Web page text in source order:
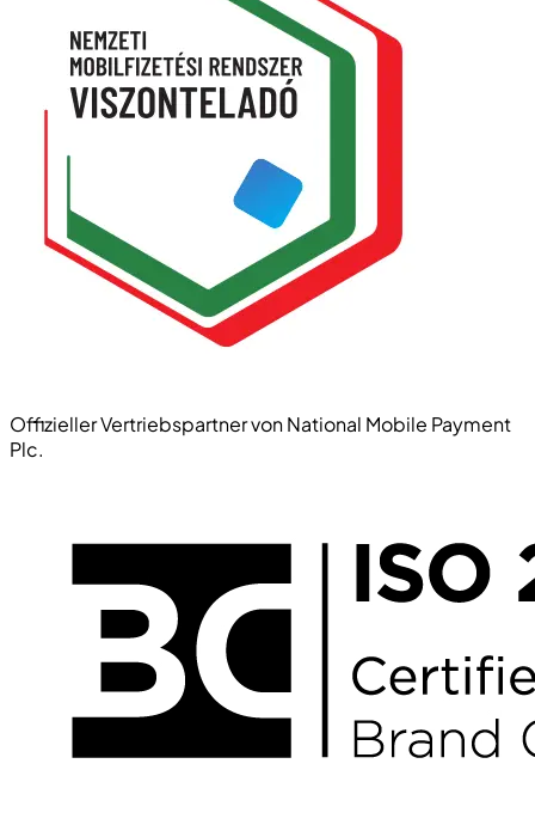
Offizieller Vertriebspartner von National Mobile Payment
Plc.